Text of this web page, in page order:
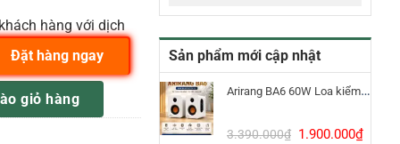
Sản phẩm mới cập nhật
Arirang BA6 60W Loa kiểm âm Bluetooth 5.3
3.390.000₫ Giá
1.900.000₫Giá
hàng với dịch
số lượng
giỏ hàng
Đặt hàng ngay